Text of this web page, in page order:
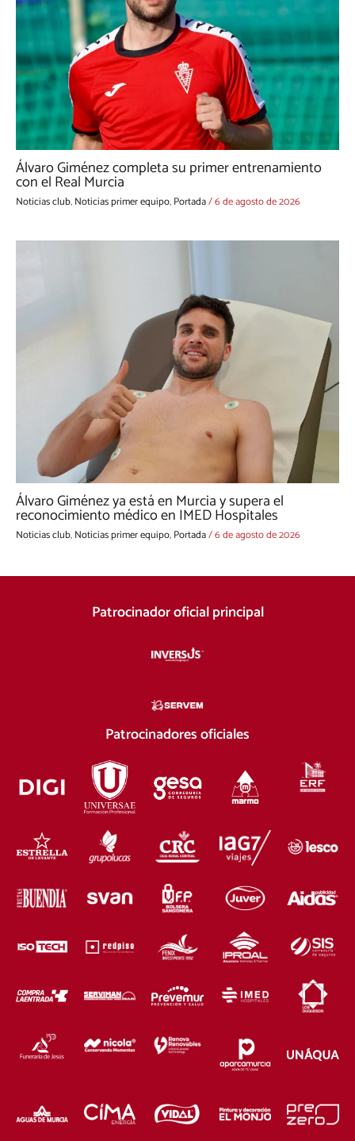
Álvaro Giménez completa su primer entrenamiento
con el Real Murcia
Noticias club,Noticias primer equipo,Portada/6 de agosto de 2026
Álvaro Giménez ya está en Murcia y supera el
reconocimiento médico en IMED Hospitales
Noticias club,Noticias primer equipo,Portada/6 de agosto de 2026
Patrocinador oficial principal
Patrocinadores oficiales